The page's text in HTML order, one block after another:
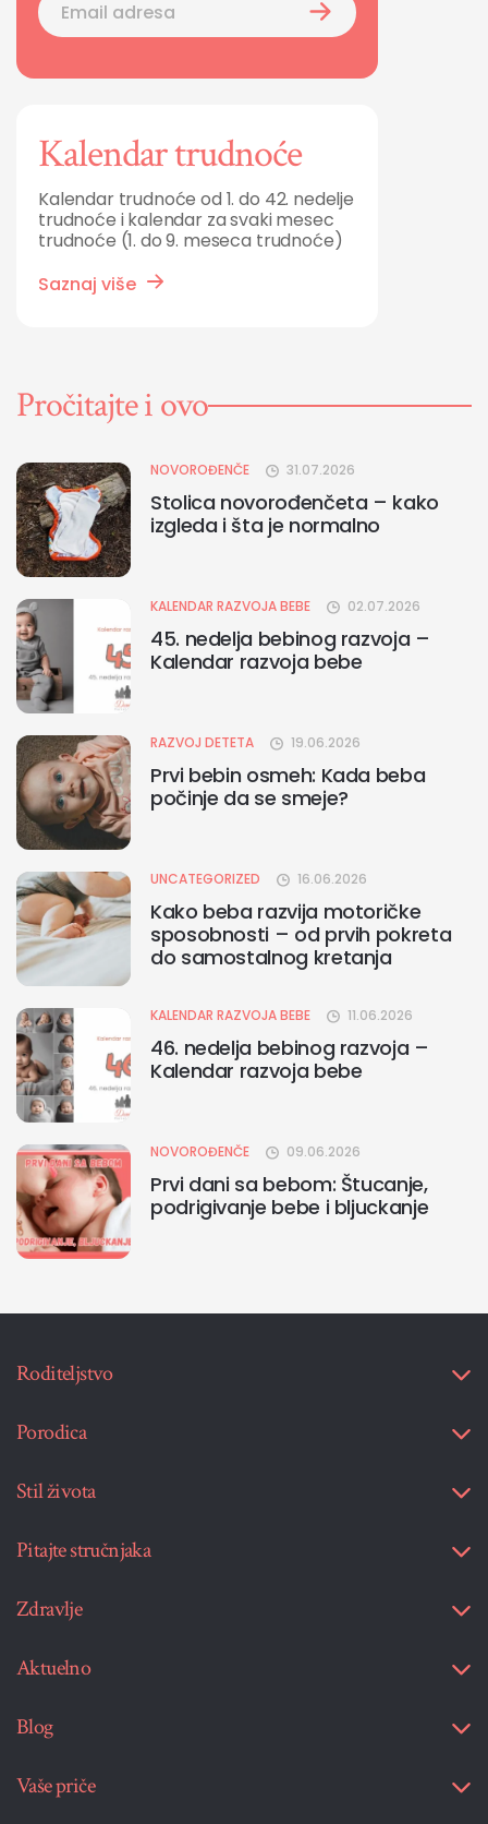
Kalendar trudnoće
Kalendar trudnoće od 1. do 42. nedelje
trudnoće i kalendar za svaki mesec
trudnoće (1. do 9. meseca trudnoće)
Saznaj više
Pročitajte i ovo
NOVOROĐENČE 31.07.2026
Stolica novorođenčeta – kako
izgleda i šta je normalno
KALENDAR RAZVOJA BEBE 02.07.2026
45. nedelja bebinog razvoja –
Kalendar razvoja bebe
RAZVOJ DETETA 19.06.2026
Prvi bebin osmeh: Kada beba
počinje da se smeje?
UNCATEGORIZED 16.06.2026
Kako beba razvija motoričke
sposobnosti – od prvih pokreta
do samostalnog kretanja
KALENDAR RAZVOJA BEBE 11.06.2026
46. nedelja bebinog razvoja –
Kalendar razvoja bebe
NOVOROĐENČE 09.06.2026
Prvi dani sa bebom: Štucanje,
podrigivanje bebe i bljuckanje
Roditeljstvo
Porodica
Stil života
Pitajte stručnjaka
Zdravlje
Aktuelno
Blog
Vaše priče